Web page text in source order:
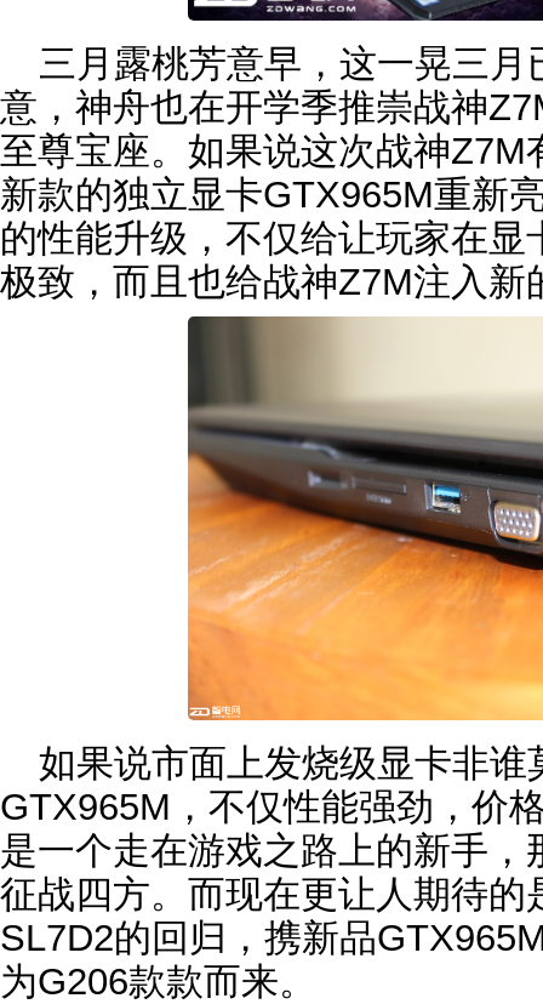
三月露桃芳意早，这一晃三
意，神舟也在开学季推崇战神
至尊宝座。如果说这次战神
新款的独立显卡GTX965M重新
的性能升级，不仅给让玩家在
极致，而且也给战神Z7M注入新
如果说市面上发烧级显卡非谁
GTX965M，不仅性能强劲，价
是一个走在游戏之路上的新手
征战四方。而现在更让人期待的
SL7D2的回归，携新品
为G206款款而来。